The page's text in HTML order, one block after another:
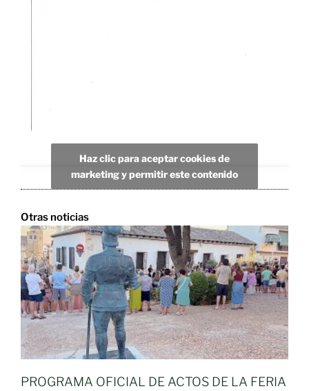
Haz clic para aceptar cookies de
marketing y permitir este contenido
Otras noticias
PROGRAMA OFICIAL DE ACTOS DE LA FERIA